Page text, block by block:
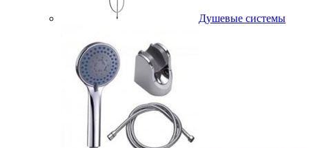
Душевые системы